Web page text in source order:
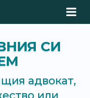
СИ
адвокат,
или